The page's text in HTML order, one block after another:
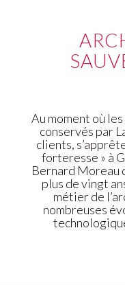
Au moment où
conservés par
clients,
forteresse » à
Bernard Moreau
plus de vingt
métier de
nombreuses